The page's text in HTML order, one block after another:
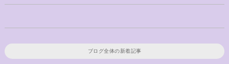
ブログ全体の新着記事